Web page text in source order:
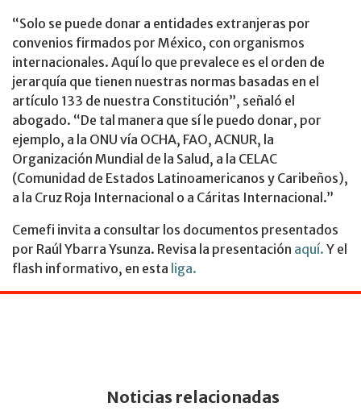
“Solo se puede donar a entidades extranjeras por
convenios firmados por México, con organismos
internacionales. Aquí lo que prevalece es el orden de
jerarquía que tienen nuestras normas basadas en el
artículo 133 de nuestra Constitución”, señaló el
abogado. “De tal manera que sí le puedo donar, por
ejemplo, a la ONU vía OCHA, FAO, ACNUR, la
Organización Mundial de la Salud, a la CELAC
(Comunidad de Estados Latinoamericanos y Caribeños),
a la Cruz Roja Internacional o a Cáritas Internacional.”
Cemefi invita a consultar los documentos presentados
por Raúl Ybarra Ysunza. Revisa la presentación aquí. Y el
flash informativo, en esta liga.
Noticias relacionadas